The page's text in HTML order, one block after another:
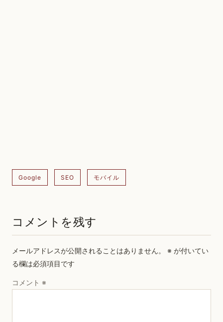
Google SEO モバイル
コメントを残す
メールアドレスが公開されることはありません。 ※ が付いてい
る欄は必須項目です
コメント ※